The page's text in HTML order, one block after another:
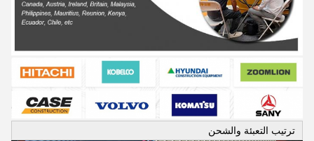
ترتيب التعبئة والشحن